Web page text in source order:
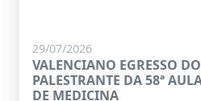
29/07/2026
VALENCIANO EGRESSO
PALESTRANTE DA 58ª
DE MEDICINA